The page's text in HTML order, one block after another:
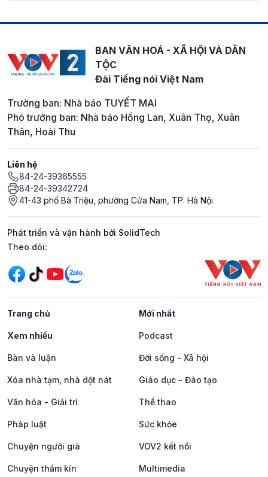
BAN VĂN HOÁ - XÃ HỘI VÀ DÂN
TỘC
Đài Tiếng nói Việt Nam
Trưởng ban: Nhà báo TUYẾT MAI
Phó trưởng ban: Nhà báo Hồng Lan, Xuân Thọ, Xuân
Thân, Hoài Thu
Liên hệ
84-24-39365555
84-24-39342724
41-43 phố Bà Triệu, phường Cửa Nam, TP. Hà Nội
Phát triển và vận hành bởi SolidTech
Mạng xã hội
Theo dõi:
Trang chủ Mới nhất
Xem nhiều Podcast
Bàn và luận Đời sống - Xã hội
Xóa nhà tạm, nhà dột nát Giáo dục - Đào tạo
Văn hóa - Giải trí Thể thao
Pháp luật Sức khỏe
Chuyện người già VOV2 kết nối
Chuyện thầm kín Multimedia